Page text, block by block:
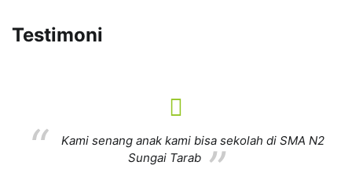
Testimoni
Kami senang anak kami bisa sekolah di SMA N2
Sungai Tarab